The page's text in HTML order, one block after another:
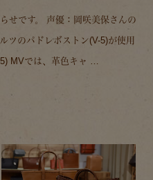
せです。 声優：岡咲美保さんの
ツのパドレボストン(V-5)が使用
MVでは、革色キャ …